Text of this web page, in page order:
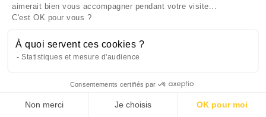
entreprise ainsi que ceux émis par des tiers tels
aux clients… Ces mouvements financiers doivent
Être rappelé
aimerait bien vous accompagner pendant votre visite...
C'est OK pour vous ?
À quoi servent ces cookies ?
Statistiques et mesure d'audience
Consentements certifiés par
Non merci Je choisis OK pour moi